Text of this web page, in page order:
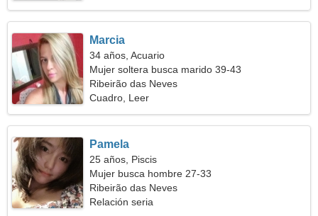
Marcia
34 años, Acuario
Mujer soltera busca marido 39-43
Ribeirão das Neves
Cuadro, Leer
Pamela
25 años, Piscis
Mujer busca hombre 27-33
Ribeirão das Neves
Relación seria